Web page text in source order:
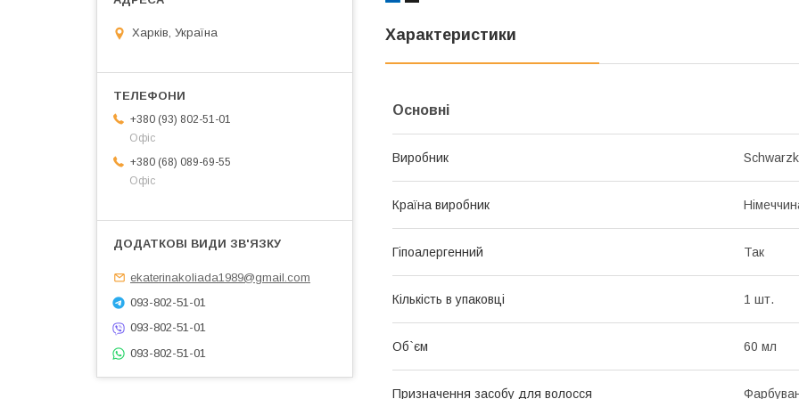
Характеристики
Основні
Виробник
Країна виробник
Гіпоалергенний Так
Кількість в упаковці 1 шт.
Об`єм 60 мл
Призначення засобу для волосся
Харків, Україна
+380 (93) 802-51-01
Офіс
+380 (68) 089-69-55
Офіс
ekaterinakoliada1989@gmail.com
093-802-51-01
093-802-51-01
093-802-51-01